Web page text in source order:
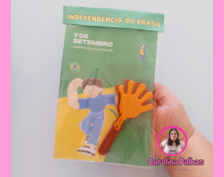
Para
Trabalhar
O
Tema
Independência
Do
Brasil